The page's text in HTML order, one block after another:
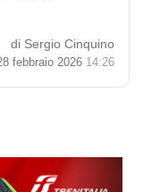
di Sergio Cinquino
febbraio 2026 14:26